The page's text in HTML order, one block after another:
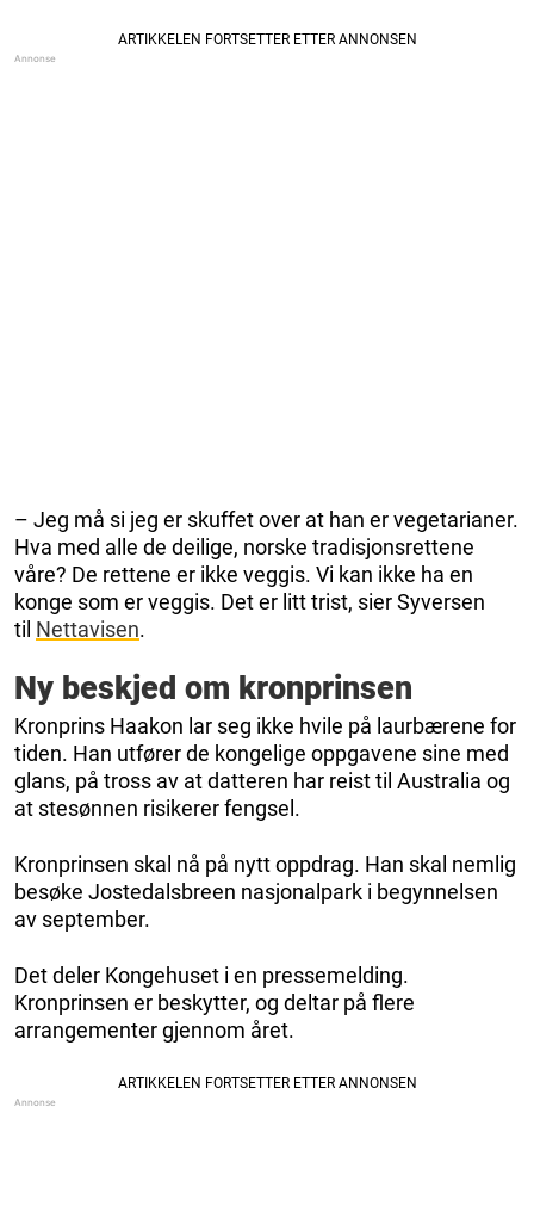
– Jeg må si jeg er skuffet over at han er vegetarianer.
Hva med alle de deilige, norske tradisjonsrettene
våre? De rettene er ikke veggis. Vi kan ikke ha en
konge som er veggis. Det er litt trist, sier Syversen
til Nettavisen.
Ny beskjed om kronprinsen
Kronprins Haakon lar seg ikke hvile på laurbærene for
tiden. Han utfører de kongelige oppgavene sine med
glans, på tross av at datteren har reist til Australia og
at stesønnen risikerer fengsel.
Kronprinsen skal nå på nytt oppdrag. Han skal nemlig
besøke Jostedalsbreen nasjonalpark i begynnelsen
av september.
Det deler Kongehuset i en pressemelding.
Kronprinsen er beskytter, og deltar på flere
arrangementer gjennom året.